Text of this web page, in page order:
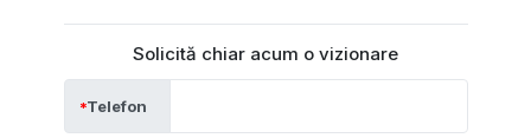
Solicită chiar acum o vizionare
Telefon